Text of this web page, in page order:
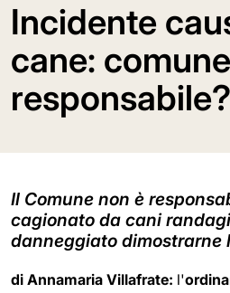
Incidente
cane: comune
responsabile?
Il Comune non è
cagionato da cani
danneggiato dimostrarne
di Annamaria Villafrate: l'